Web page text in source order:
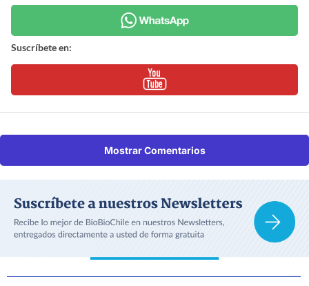
Suscríbete en:
Mostrar Comentarios